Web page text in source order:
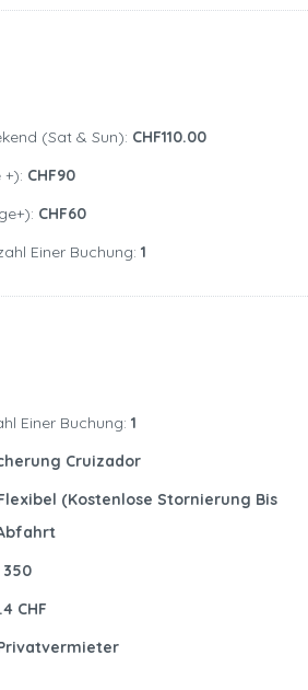
(Sat & Sun): CHF110.00
CHF90
CHF60
Einer Buchung: 1
Einer Buchung: 1
Cruizador
(kostenlose Stornierung Bis
350
CHF